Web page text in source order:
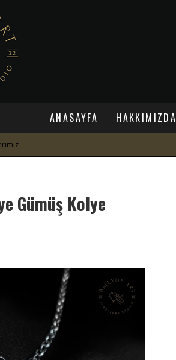
ANASAYFA HAKKIMIZDA
Gümüş Kolye